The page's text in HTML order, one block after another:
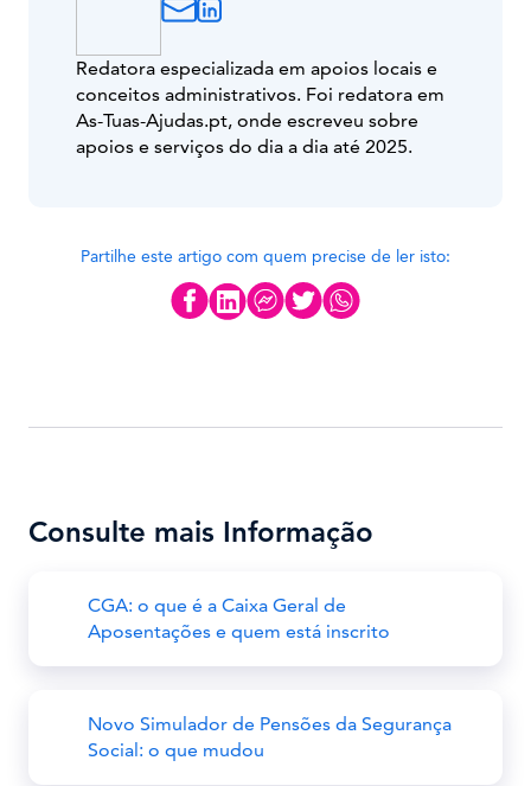
Redatora especializada em apoios locais e
conceitos administrativos. Foi redatora em
As-Tuas-Ajudas.pt, onde escreveu sobre
apoios e serviços do dia a dia até 2025.
Partilhe este artigo com quem precise de ler isto:
Consulte mais Informação
CGA: o que é a Caixa Geral de
Aposentações e quem está inscrito
Novo Simulador de Pensões da Segurança
Social: o que mudou